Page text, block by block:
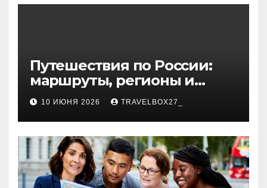
волокна
Путешествия по России:
маршруты, регионы и
особенности поездок
10 ИЮНЯ 2026 TRAVELBOX27_